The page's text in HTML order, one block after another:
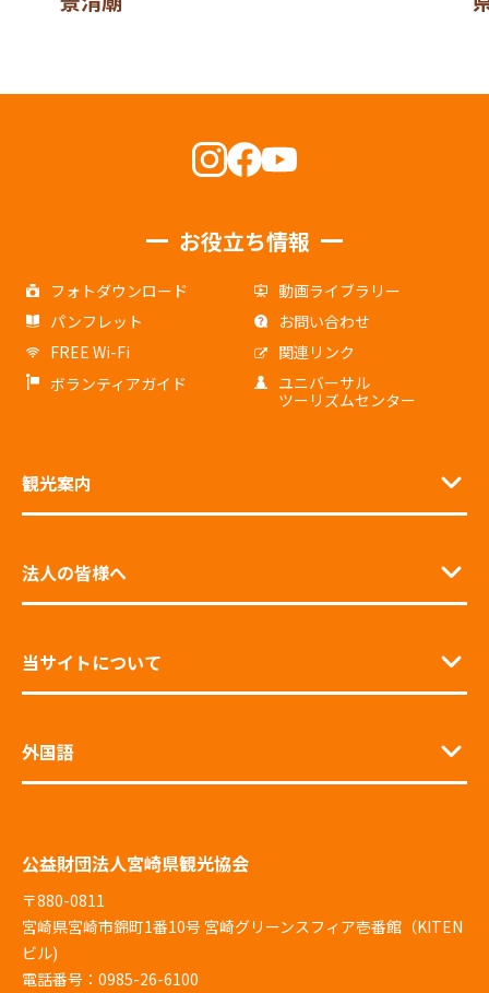
お役立ち情報
フォトダウンロード
動画ライブラリー
パンフレット
お問い合わせ
FREE Wi-Fi
関連リンク
ボランティアガイド
ユニバーサル
ツーリズムセンター
観光案内
法人の皆様へ
当サイトについて
外国語
公益財団法人宮崎県観光協会
〒880-0811
宮崎県宮崎市錦町1番10号 宮崎グリーンスフィア壱番館（KITEN
ビル)
電話番号：0985-26-6100